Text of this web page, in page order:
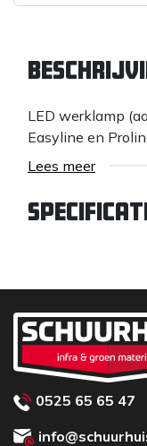
LED werklamp
Easyline en
Lees meer
0525 65 65 47